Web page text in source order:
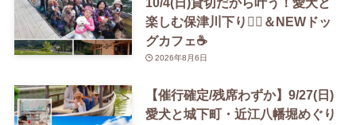
楽しむ保津川下り🚣‍♀️＆NEWドッ
グカフェ☕️
2026年8月6日
【催行確定/残席わずか】9/27(日)
愛犬と城下町・近江八幡堀めぐり